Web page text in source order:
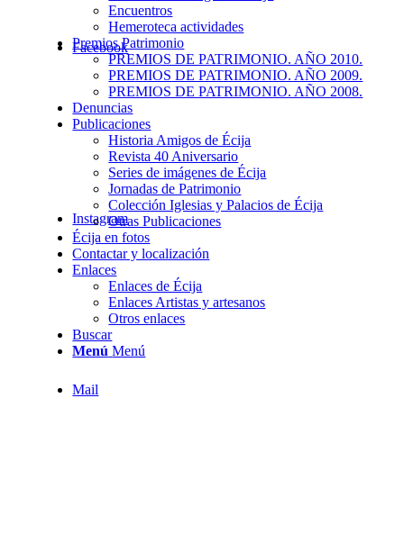
Facebook
Instagram
Mail
Encuentros
Hemeroteca actividades
Premios Patrimonio
PREMIOS DE PATRIMONIO. AÑO 2010.
PREMIOS DE PATRIMONIO. AÑO 2009.
PREMIOS DE PATRIMONIO. AÑO 2008.
Denuncias
Publicaciones
Historia Amigos de Écija
Revista 40 Aniversario
Series de imágenes de Écija
Jornadas de Patrimonio
Colección Iglesias y Palacios de Écija
Otras Publicaciones
Écija en fotos
Contactar y localización
Enlaces
Enlaces de Écija
Enlaces Artistas y artesanos
Otros enlaces
Buscar
Menú Menú